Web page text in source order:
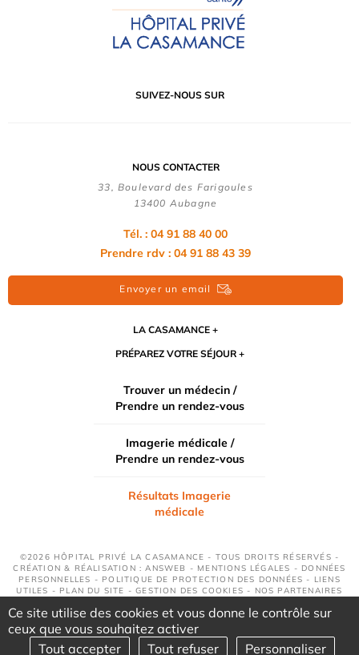
SUIVEZ-NOUS SUR
NOUS CONTACTER
33, Boulevard des Farigoules
13400 Aubagne
Tél. : 04 91 88 40 00
Prendre rdv : 04 91 88 43 39
Envoyer un email
LA CASAMANCE
PRÉPAREZ VOTRE SÉJOUR
Trouver un médecin /
Prendre un rendez-vous
Imagerie médicale /
Prendre un rendez-vous
Résultats Imagerie
médicale
©2026 HÔPITAL PRIVÉ LA CASAMANCE - TOUS DROITS RÉSERVÉS -
CRÉATION & RÉALISATION : ANSWEB - MENTIONS LÉGALES - DONNÉES
PERSONNELLES - POLITIQUE DE PROTECTION DES DONNÉES - LIENS
UTILES - PLAN DU SITE -GESTION DES COOKIES - NOS PARTENAIRES
Ce site utilise des cookies et vous donne le contrôle sur
ceux que vous souhaitez activer
Tout accepter
Tout refuser Personnaliser